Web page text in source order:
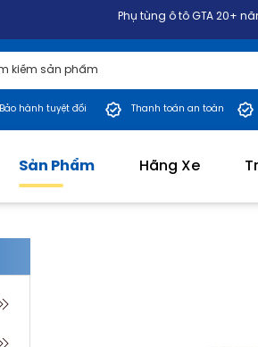
Phụ tùng ô tô GTA 20+ năm kinh
Bảo hành tuyệt đối Thanh toán an toàn
Sản Phẩm Hãng Xe